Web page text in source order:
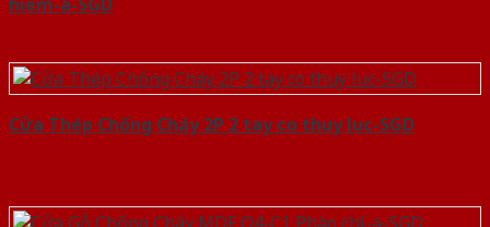
Cửa Thép Chống Cháy 2P 2 tay co thuy luc-SGD